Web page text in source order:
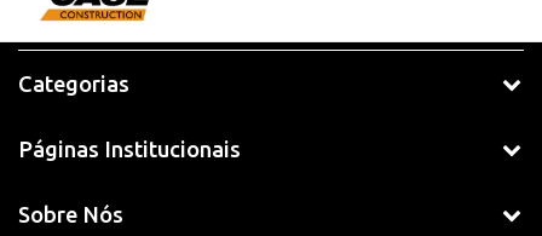
Categorias
Páginas Institucionais
Sobre Nós